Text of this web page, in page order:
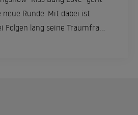
Runde. Mit dabei ist
Folgen lang seine Traumfrau
Im Interview gibt der 24-